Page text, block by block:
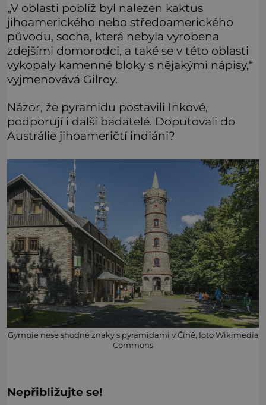
„V oblasti poblíž byl nalezen kaktus
jihoamerického nebo středoamerického
původu, socha, která nebyla vyrobena
zdejšími domorodci, a také se v této oblasti
vykopaly kamenné bloky s nějakými nápisy,“
vyjmenovává Gilroy.
Názor, že pyramidu postavili Inkové,
podporují i další badatelé. Doputovali do
Austrálie jihoameričtí indiáni?
Gympie nese shodné znaky s pyramidami v Číně, foto Wikimedia
Commons
Nepřibližujte se!